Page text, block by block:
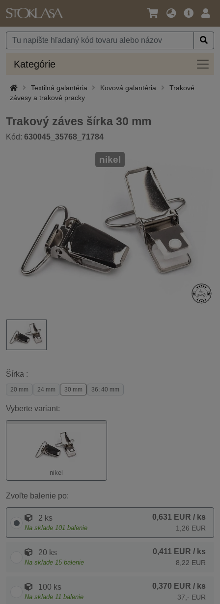
Jazyk
Mena
Hlavná
Kategórie
Textilná galantéria Kovová galantéria
Trakové
závesy a trakové pracky
Trakový záves šírka 30 mm
Kód: 630045_35768_71784
nikel
Šírka :
20 mm 24 mm 30 mm 36; 40 mm
Vyberte variant:
nikel
Zvoľte balenie po:
2 ks
Na sklade 101 balenie
0,631 EUR / ks
1,26 EUR
20 ks
Na sklade 15 balenie
0,411 EUR / ks
8,22 EUR
100 ks
Na sklade 11 balenie
0,370 EUR / ks
37,- EUR